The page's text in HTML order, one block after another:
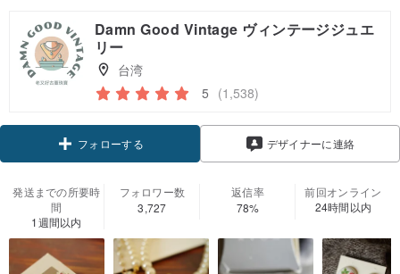
Damn Good Vintage ヴィンテージジュエ
リー
台湾
5 (1,538)
デザイナーに連絡
発送までの所要時
間
1週間以内
フォロワー数
3,727
返信率
78%
前回オンライン
24時間以内